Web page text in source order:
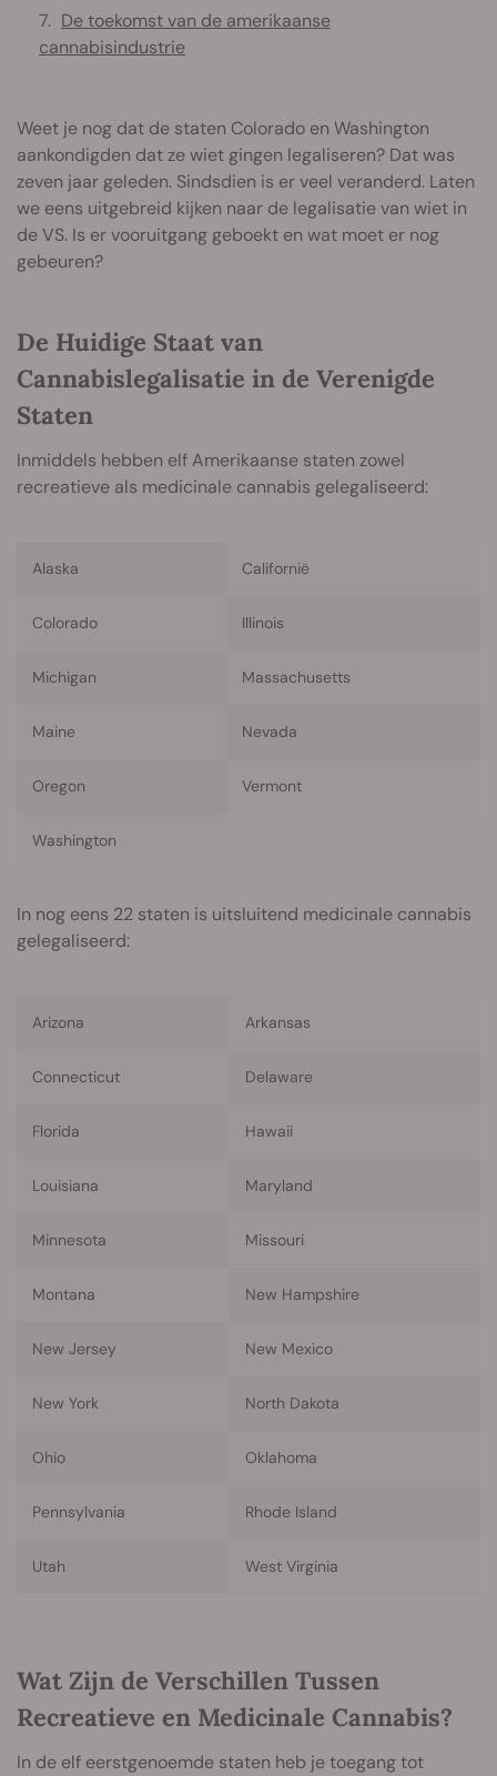
De toekomst van de amerikaanse
cannabisindustrie
Weet je nog dat de staten Colorado en Washington
aankondigden dat ze wiet gingen legaliseren? Dat was
zeven jaar geleden. Sindsdien is er veel veranderd. Laten
we eens uitgebreid kijken naar de legalisatie van wiet in
de VS. Is er vooruitgang geboekt en wat moet er nog
gebeuren?
De Huidige Staat van
Cannabislegalisatie in de Verenigde
Staten
Inmiddels hebben elf Amerikaanse staten zowel
recreatieve als medicinale cannabis gelegaliseerd:
Alaska Californië
Colorado Illinois
Michigan Massachusetts
Maine Nevada
Oregon Vermont
Washington
In nog eens 22 staten is uitsluitend medicinale cannabis
gelegaliseerd:
Arizona Arkansas
Connecticut Delaware
Florida Hawaii
Louisiana Maryland
Minnesota Missouri
Montana New Hampshire
New Jersey New Mexico
New York North Dakota
Ohio Oklahoma
Pennsylvania Rhode Island
Utah West Virginia
Wat Zijn de Verschillen Tussen
Recreatieve en Medicinale Cannabis?
In de elf eerstgenoemde staten heb je toegang tot